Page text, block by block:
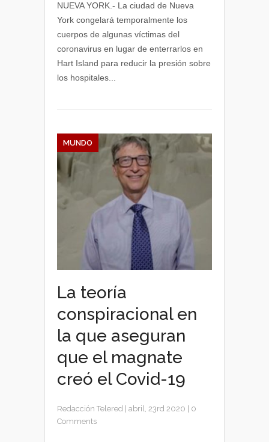
NUEVA YORK.- La ciudad de Nueva
York congelará temporalmente los
cuerpos de algunas víctimas del
coronavirus en lugar de enterrarlos en
Hart Island para reducir la presión sobre
los hospitales...
MUNDO
La teoría
conspiracional en
la que aseguran
que el magnate
creó el Covid-19
Redacción Telered abril, 23rd 2020
0
Comments